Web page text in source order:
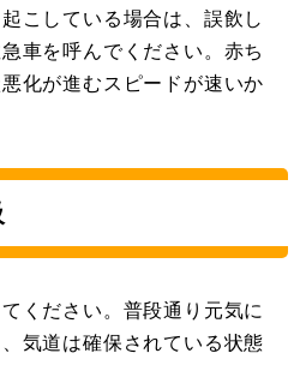
こしている場合は、誤飲し
車を呼んでください。赤ち
化が進むスピードが速いか
ください。普段通り元気に
気道は確保されている状態